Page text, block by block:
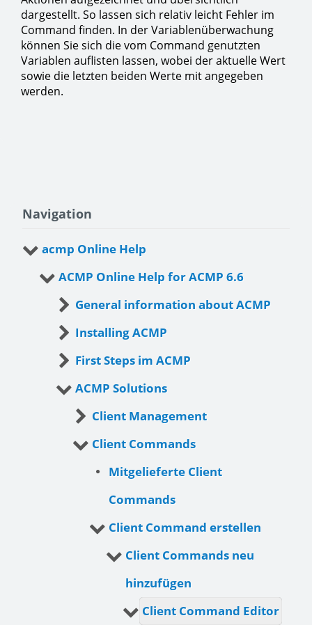
dargestellt. So lassen sich relativ leicht Fehler im
Command finden. In der Variablenüberwachung
können Sie sich die vom Command genutzten
Variablen auflisten lassen, wobei der aktuelle Wert
sowie die letzten beiden Werte mit angegeben
werden.
Navigation
acmp Online Help
ACMP Online Help for ACMP 6.6
General information about ACMP
Installing ACMP
First Steps im ACMP
ACMP Solutions
Client Management
Client Commands
Mitgelieferte Client
Commands
Client Command erstellen
Client Commands neu
hinzufügen
Client Command Editor